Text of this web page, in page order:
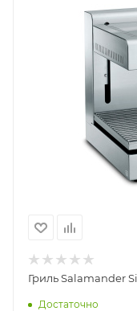
Гриль Salamander
Достаточно